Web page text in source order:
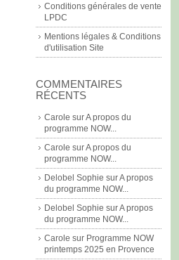
Conditions générales de vente
LPDC
Mentions légales & Conditions
d'utilisation Site
COMMENTAIRES
RÉCENTS
Carole surA propos du
programme NOW...
Carole surA propos du
programme NOW...
Delobel Sophie surA propos
du programme NOW...
Delobel Sophie surA propos
du programme NOW...
Carole sur Programme NOW
printemps 2025 en Provence